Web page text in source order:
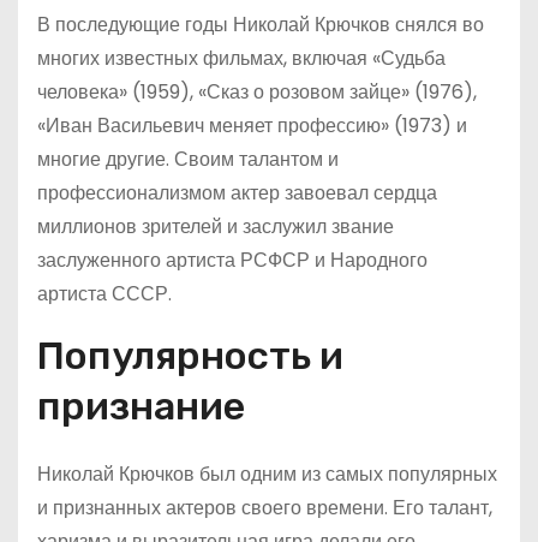
В последующие годы Николай Крючков снялся во
многих известных фильмах, включая «Судьба
человека» (1959), «Сказ о розовом зайце» (1976),
«Иван Васильевич меняет профессию» (1973) и
многие другие. Своим талантом и
профессионализмом актер завоевал сердца
миллионов зрителей и заслужил звание
заслуженного артиста РСФСР и Народного
артиста СССР.
Популярность и
признание
Николай Крючков был одним из самых популярных
и признанных актеров своего времени. Его талант,